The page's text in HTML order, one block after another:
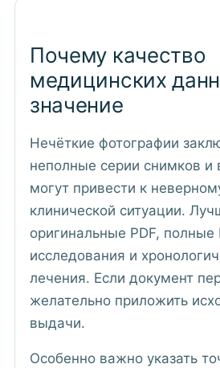
Почему качество
медицинских
значение
Нечёткие фотографии
неполные серии снимков и
могут привести к
клинической ситуации.
оригинальные PDF, полные
исследования и
лечения. Если документ
желательно приложить
выдачи.
Особенно важно указать